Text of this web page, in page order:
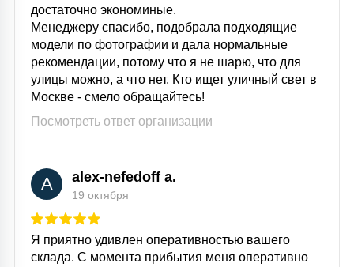
достаточно экономиные.
Менеджеру спасибо, подобрала подходящие
модели по фотографии и дала нормальные
рекомендации, потому что я не шарю, что для
улицы можно, а что нет. Кто ищет уличный свет в
Москве - смело обращайтесь!
Посмотреть ответ организации
A alex-nefedoff a.
19 октября
Я приятно удивлен оперативностью вашего
склада. С момента прибытия меня оперативно